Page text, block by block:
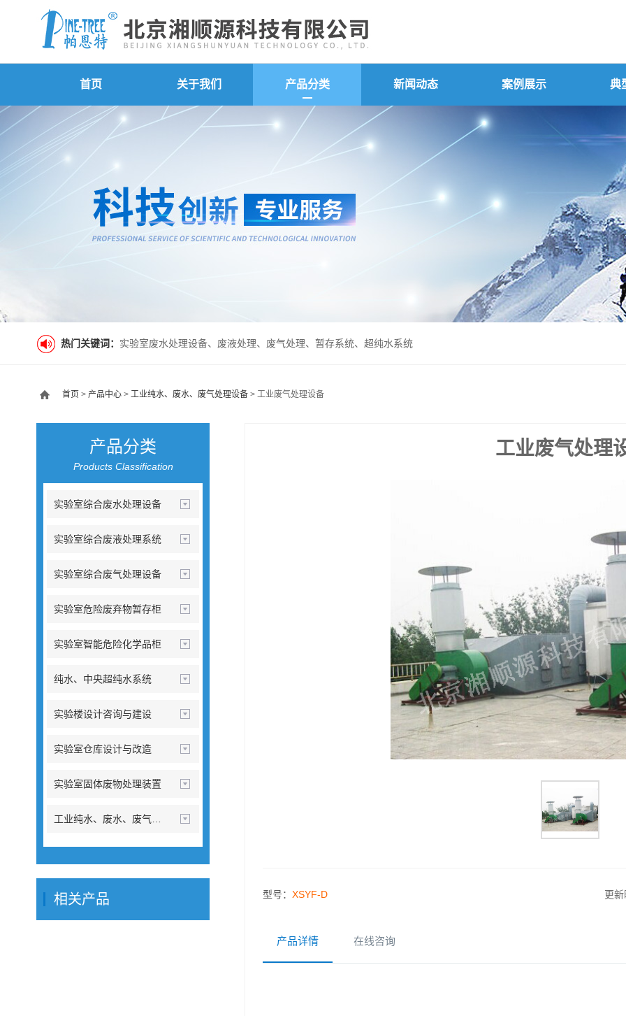
首页 关于我们 产品分类 新闻动态 案例展示 典
热门关键词： 实验室废水处理设备、废液处理、废气处理、暂存系统、超纯水系统
首页 > 产品中心 > 工业纯水、废水、废气处理设备 > 工业废气处理设备
工业废气处理
型号： XSYF-D 更
产品详情 在线咨询
产品分类
Products Classification
实验室综合废水处理设备
实验室综合废液处理系统
实验室综合废气处理设备
实验室危险废弃物暂存柜
实验室智能危险化学品柜
纯水、中央超纯水系统
实验楼设计咨询与建设
实验室仓库设计与改造
实验室固体废物处理装置
相关产品